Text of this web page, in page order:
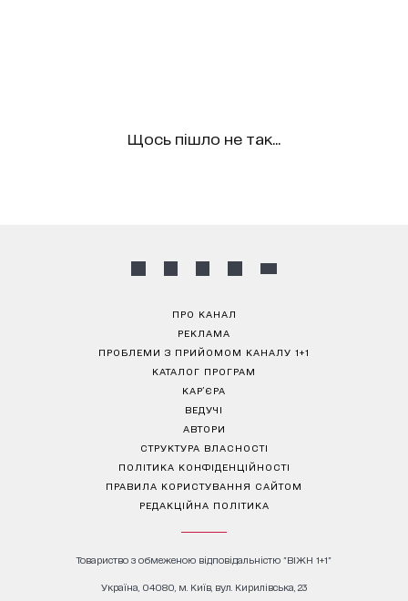
Щось пішло не так...
ПРО КАНАЛ
РЕКЛАМА
ПРОБЛЕМИ З ПРИЙОМОМ КАНАЛУ 1+1
КАТАЛОГ ПРОГРАМ
КАР’ЄРА
ВЕДУЧІ
АВТОРИ
СТРУКТУРА ВЛАСНОСТІ
ПОЛІТИКА КОНФІДЕНЦІЙНОСТІ
ПРАВИЛА КОРИСТУВАННЯ САЙТОМ
РЕДАКЦІЙНА ПОЛІТИКА
Товариство з обмеженою відповідальністю "ВІЖН 1+1"
Україна, 04080, м. Київ, вул. Кирилівська, 23